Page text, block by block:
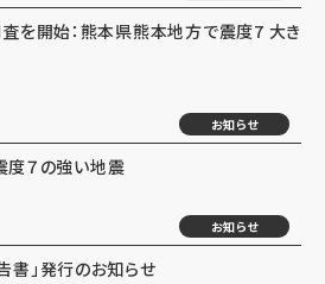
を開始：熊本県熊本地方で震度7 大き
お知らせ
度７の強い地震
お知らせ
書」発行のお知らせ